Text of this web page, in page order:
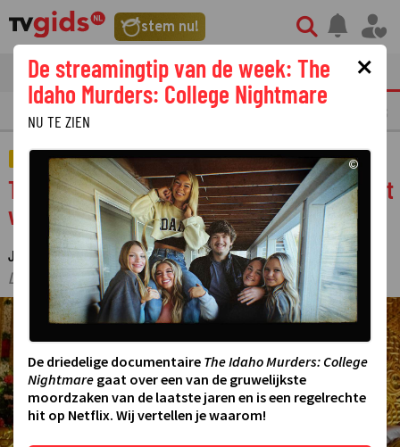
stem nu!
tvgids streaming nieuws
OPMERKELIJKE TV FRAGMENTEN
TELEVISIE
The Bicycle Race met Jan Versteegh maakt
voor het eerst zijn opwachting op SBS6
JUDITH REGELING ·9 APRIL 2026 11:15·
LAATSTE UPDATE:10-04-26 14:18
×
De streamingtip van de week: The
Idaho Murders: College Nightmare
NU TE ZIEN
©
De driedelige documentaire The Idaho Murders: College
Nightmare gaat over een van de gruwelijkste
moordzaken van de laatste jaren en is een regelrechte
hit op Netflix. Wij vertellen je waarom!